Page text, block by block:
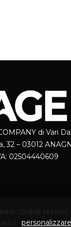
di Vari
32 – 03012
02504440609
cookie tecnici
o
personalizzare